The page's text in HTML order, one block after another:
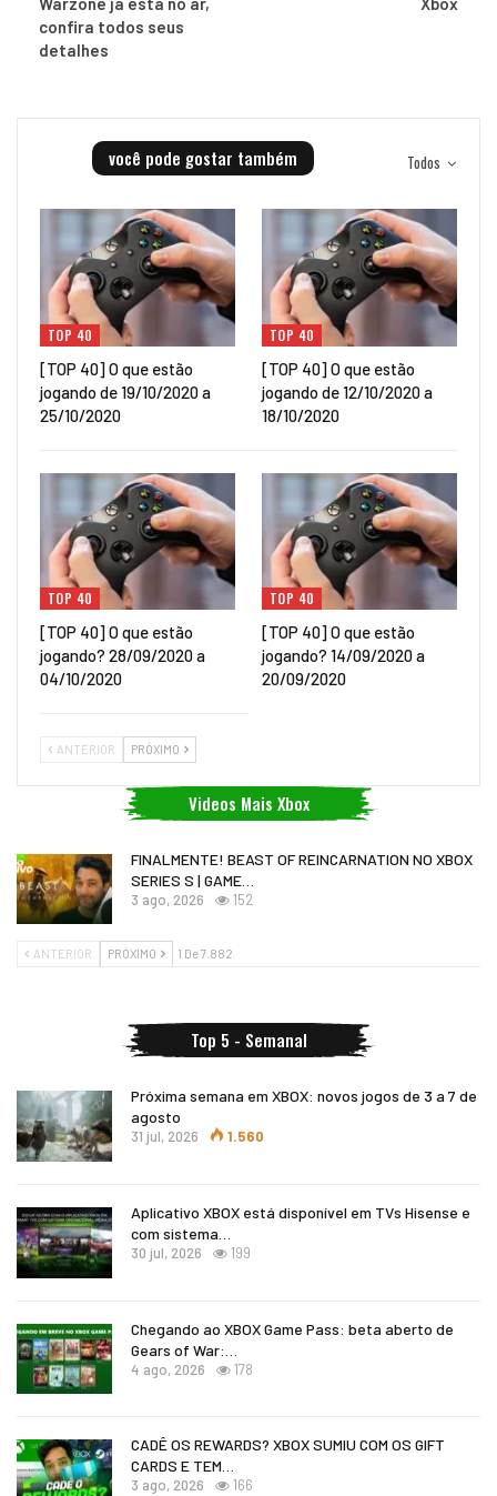
confira todos seus
detalhes
Todos
você pode gostar também
TOP 40
[TOP 40] O que estão
jogando de 19/10/2020 a
25/10/2020
TOP 40
[TOP 40] O que estão
jogando de 12/10/2020 a
18/10/2020
TOP 40
[TOP 40] O que estão
jogando? 28/09/2020 a
04/10/2020
TOP 40
[TOP 40] O que estão
jogando? 14/09/2020 a
20/09/2020
ANTERIOR PRÓXIMO
Videos Mais Xbox
FINALMENTE! BEAST OF REINCARNATION NO XBOX
SERIES S | GAME…
3 ago, 2026 152
ANTERIOR PRÓXIMO 1 De 7.882
Top 5 - Semanal
Próxima semana em XBOX: novos jogos de 3 a 7 de
agosto
31 jul, 2026 1.560
Aplicativo XBOX está disponível em TVs Hisense e
com sistema…
30 jul, 2026 199
Chegando ao XBOX Game Pass: beta aberto de
Gears of War:…
4 ago, 2026 178
CADÊ OS REWARDS? XBOX SUMIU COM OS GIFT
CARDS E TEM…
3 ago, 2026 166